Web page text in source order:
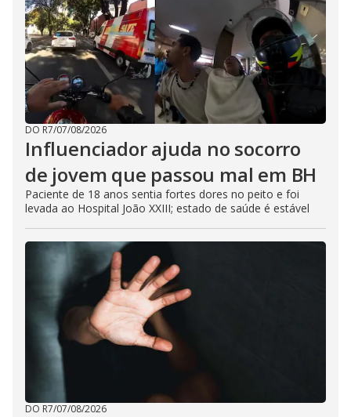
DO R7/07/08/2026
Influenciador ajuda no socorro
de jovem que passou mal em BH
Paciente de 18 anos sentia fortes dores no peito e foi
levada ao Hospital João XXIII; estado de saúde é estável
DO R7/07/08/2026